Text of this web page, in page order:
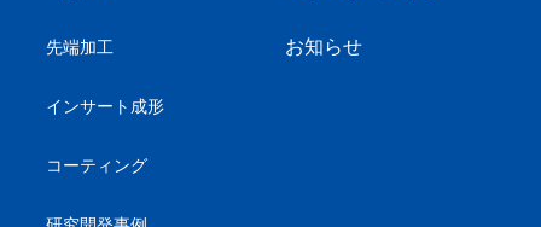
先端加工
インサート成形
コーティング
お知らせ